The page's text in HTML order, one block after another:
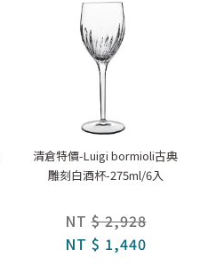
清倉特價-Luigi bormioli古典
雕刻白酒杯-275ml/6入
NT $ 2,928
NT $ 1,440